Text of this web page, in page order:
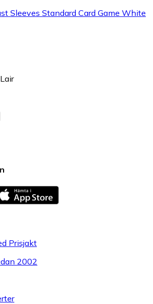
Sleeves Standard Card Game White
Prisjakt
2002